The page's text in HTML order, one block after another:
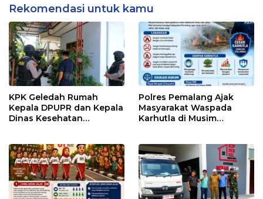
Rekomendasi untuk kamu
KPK Geledah Rumah
Kepala DPUPR dan Kepala
Dinas Kesehatan
Polres Pemalang Ajak
Masyarakat Waspada
Karhutla di Musim